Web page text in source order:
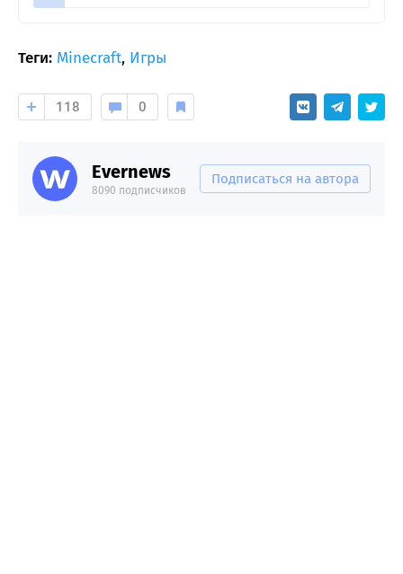
Теги: Minecraft, Игры
118 0
Evernews
8090 подписчиков
Подписаться на автора